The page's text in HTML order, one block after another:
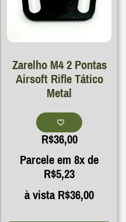
Zarelho M4 2 Pontas
Airsoft Rifle Tático
Metal
R$36,00
Parcele em 8x de
R$5,23
à vistaR$36,00